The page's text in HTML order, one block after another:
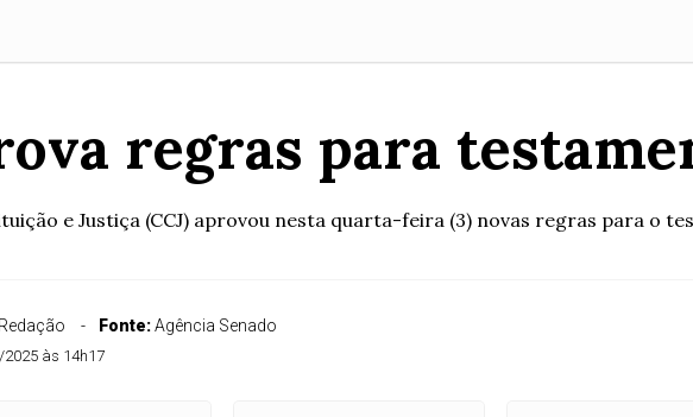
regras para
e Justiça (CCJ) aprovou nesta quarta-feira (3) novas regras para o
Redação Fonte:Agência Senado
às 14h17